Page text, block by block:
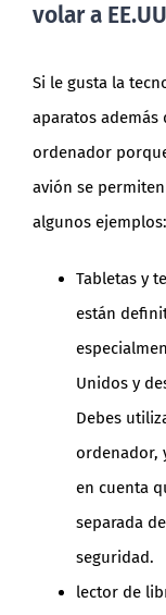
volar a
Si le gusta la
aparatos
ordenador
avión se
algunos ejemplos:
Tabletas y
están
Unidos y
Debes
ordenador,
en cuenta
separada
seguridad.
lector de